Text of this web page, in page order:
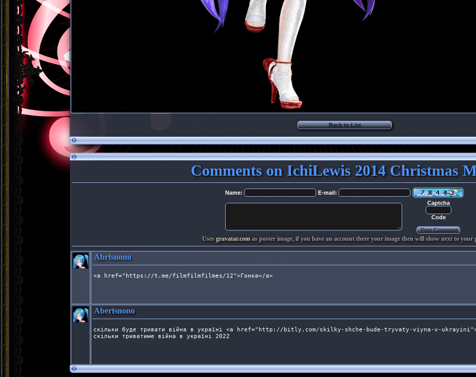
Back to List
Comments on IchiLewis 2014 Christmas
Name:
E-mail:
Captcha
Code
Uses gravatar.com as poster image, if you have an account there your image then will show next to your
Abrtsnono
<a href="https://t.me/filmfilmfilmes/12">Гонка</a>
Abertsnono
скільки буде тривати війна в україні <a href="http://bitly.com/skilky-shche-bude-tryvaty-viyna-v-
скільки триватиме війна в україні 2022